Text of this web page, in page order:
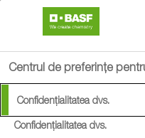
Centrul de preferințe
Confidențialitatea dvs.
Confidențialitatea dvs.